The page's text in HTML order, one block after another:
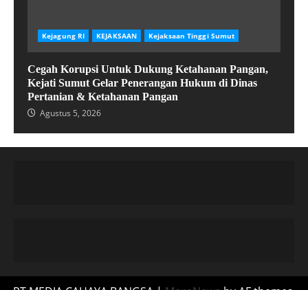
Kejagung RI KEJAKSAAN Kejaksaan Tinggi Sumut
Cegah Korupsi Untuk Dukung Ketahanan Pangan,
Kejati Sumut Gelar Penerangan Hukum di Dinas
Pertanian & Ketahanan Pangan
Agustus 5, 2026